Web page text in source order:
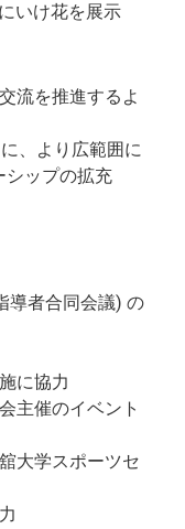
いけ花を展示
流を推進するよ
、より広範囲に
シップの拡充
導者合同会議) の
に協力
主催のイベント
大学スポーツセ